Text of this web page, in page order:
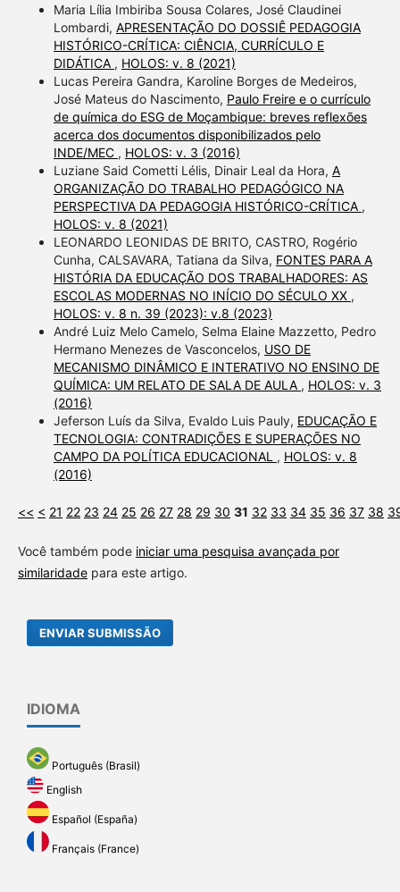
Maria Lília Imbiriba Sousa Colares, José Claudinei
Lombardi, APRESENTAÇÃO DO DOSSIÊ PEDAGOGIA
HISTÓRICO-CRÍTICA: CIÊNCIA, CURRÍCULO E
DIDÁTICA , HOLOS: v. 8 (2021)
Lucas Pereira Gandra, Karoline Borges de Medeiros,
José Mateus do Nascimento, Paulo Freire e o currículo
de química do ESG de Moçambique: breves reflexões
acerca dos documentos disponibilizados pelo
INDE/MEC , HOLOS: v. 3 (2016)
Luziane Said Cometti Lélis, Dinair Leal da Hora, A
ORGANIZAÇÃO DO TRABALHO PEDAGÓGICO NA
PERSPECTIVA DA PEDAGOGIA HISTÓRICO-CRÍTICA ,
HOLOS: v. 8 (2021)
LEONARDO LEONIDAS DE BRITO, CASTRO, Rogério
Cunha, CALSAVARA, Tatiana da Silva, FONTES PARA A
HISTÓRIA DA EDUCAÇÃO DOS TRABALHADORES: AS
ESCOLAS MODERNAS NO INÍCIO DO SÉCULO XX ,
HOLOS: v. 8 n. 39 (2023): v.8 (2023)
André Luiz Melo Camelo, Selma Elaine Mazzetto, Pedro
Hermano Menezes de Vasconcelos, USO DE
MECANISMO DINÂMICO E INTERATIVO NO ENSINO DE
QUÍMICA: UM RELATO DE SALA DE AULA , HOLOS: v. 3
(2016)
Jeferson Luís da Silva, Evaldo Luis Pauly, EDUCAÇÃO E
TECNOLOGIA: CONTRADIÇÕES E SUPERAÇÕES NO
CAMPO DA POLÍTICA EDUCACIONAL , HOLOS: v. 8
(2016)
<< < 21 22 23 24 25 26 27 28 29 30 31 32 33 34 35 36 37 38
Você também pode iniciar uma pesquisa avançada por
similaridadepara este artigo.
ENVIAR SUBMISSÃO
IDIOMA
Português (Brasil)
English
Español (España)
Français (France)